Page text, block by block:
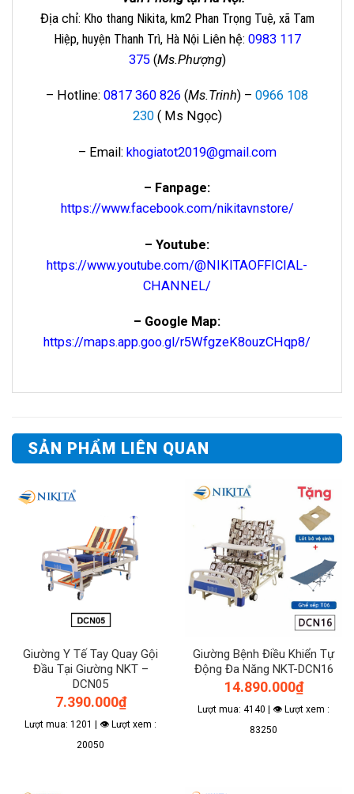
Địa chỉ: Kho thang Nikita, km2 Phan Trọng Tuệ, xã Tam
Hiệp, huyện Thanh Trì, Hà Nội Liên hệ: 0983 117
375(Ms.Phượng)
– Hotline: 0817 360 826 (Ms.Trinh) – 0966 108
230( Ms Ngọc)
– Email: khogiatot2019@gmail.com
– Fanpage:
https://www.facebook.com/nikitavnstore/
– Youtube:
https://www.youtube.com/@NIKITAOFFICIAL-
CHANNEL/
– Google Map:
https://maps.app.goo.gl/r5WfgzeK8ouzCHqp8/
SẢN PHẨM LIÊN QUAN
Giường Y Tế Tay Quay Gội
Đầu Tại Giường NKT –
DCN05
7.390.000₫
Lượt mua: 1201 | 👁 Lượt xem :
20050
Giường Bệnh Điều Khiển Tự
Động Đa Năng NKT-DCN16
14.890.000₫
Lượt mua: 4140 | 👁 Lượt xem :
83250